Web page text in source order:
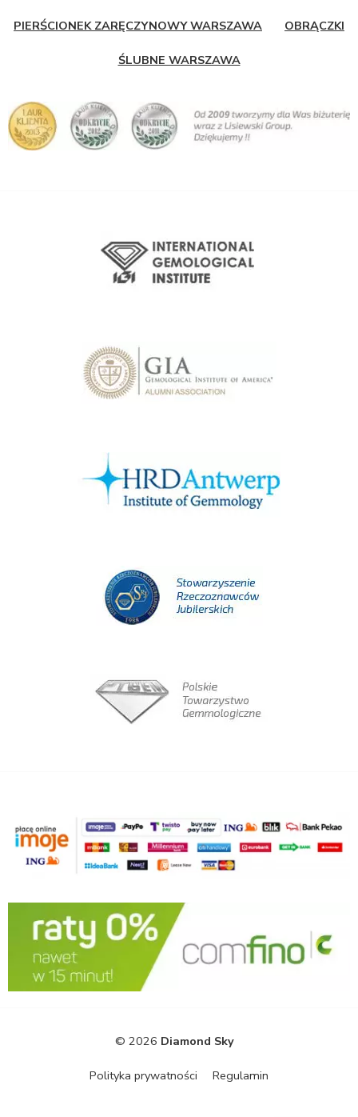
PIERŚCIONEK ZARĘCZYNOWY WARSZAWA OBRĄCZKI
ŚLUBNE WARSZAWA
© 2026 Diamond Sky
Polityka prywatności Regulamin